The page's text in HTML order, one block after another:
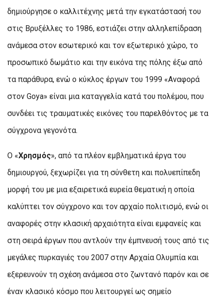
δημιούργησε ο καλλιτέχνης μετά την εγκατάστασή του
στις Βρυξέλλες το 1986, εστιάζει στην αλληλεπίδραση
ανάμεσα στον εσωτερικό και τον εξωτερικό χώρο, το
προσωπικό δωμάτιο και την εικόνα της πόλης έξω από
τα παράθυρα, ενώ ο κύκλος έργων του 1999 «Αναφορά
στον Goya» είναι μια καταγγελία κατά του πολέμου, που
συνδέει τις τραυματικές εικόνες του παρελθόντος με τα
σύγχρονα γεγονότα.
Ο «Χρησμός», από τα πλέον εμβληματικά έργα του
δημιουργού, ξεχωρίζει για τη σύνθετη και πολυεπίπεδη
μορφή του με μια εξαιρετικά ευρεία θεματική η οποία
καλύπτει τον σύγχρονο και τον αρχαίο πολιτισμό, ενώ οι
αναφορές στην κλασική αρχαιότητα είναι εμφανείς και
στη σειρά έργων που αντλούν την έμπνευσή τους από τις
μεγάλες πυρκαγιές του 2007 στην Αρχαία Ολυμπία και
εξερευνούν τη σχέση ανάμεσα στο ζωντανό παρόν και σε
έναν κλασικό κόσμο που λειτουργεί ως σημείο